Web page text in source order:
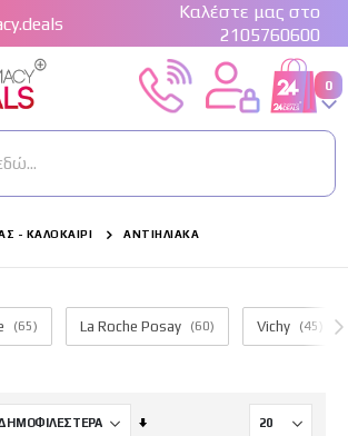
Καλέστε μας στο
2105760600
Cart
0
- ΚΑΛΟΚΑΊΡΙ ΑΝΤΙΗΛΙΑΚΆ
(65) La Roche Posay (60) Vichy (45)
Ορίστε